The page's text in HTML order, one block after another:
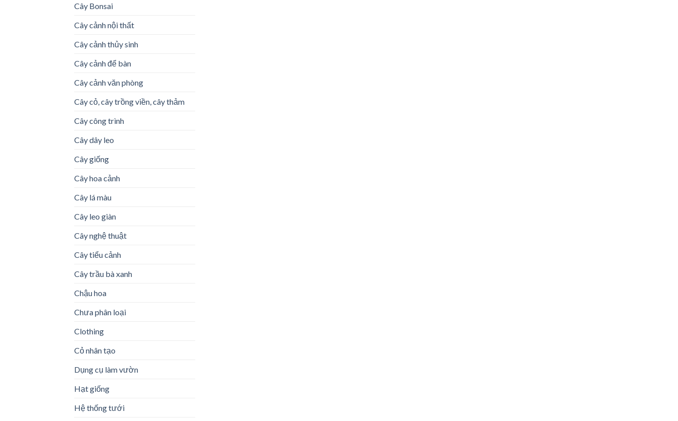
Cây Bonsai
Cây cảnh nội thất
Cây cảnh thủy sinh
Cây cảnh để bàn
Cây cảnh văn phòng
Cây cỏ, cây trồng viền, cây thảm
Cây công trình
Cây dây leo
Cây giống
Cây hoa cảnh
Cây lá màu
Cây leo giàn
Cây nghệ thuật
Cây tiểu cảnh
Cây trầu bà xanh
Chậu hoa
Chưa phân loại
Clothing
Cỏ nhân tạo
Dụng cụ làm vườn
Hạt giống
Hệ thống tưới